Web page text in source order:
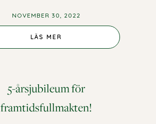
NOVEMBER 30, 2022
LÄS MER
5-årsjubileum för
framtidsfullmakten!